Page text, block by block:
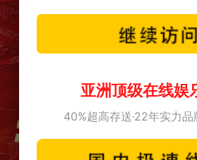
亚洲顶级在线娱
40%超高存送·22年实力品